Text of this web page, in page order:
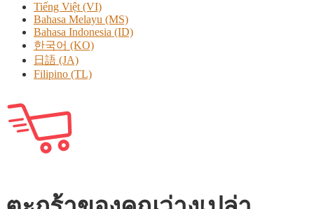
Tiếng Việt (VI)
Bahasa Melayu (MS)
Bahasa Indonesia (ID)
한국어 (KO)
日語 (JA)
Filipino (TL)